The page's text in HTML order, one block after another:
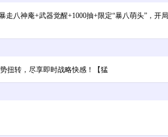
八神庵+武器觉醒+1000抽+限定“暴八萌头”，
扭转，尽享即时战略快感！【猛